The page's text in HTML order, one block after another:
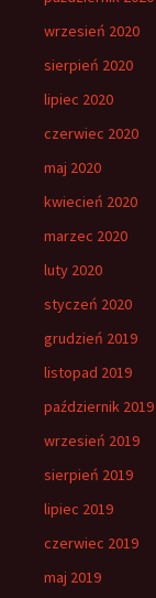
wrzesień 2020
sierpień 2020
lipiec 2020
czerwiec 2020
maj 2020
kwiecień 2020
marzec 2020
luty 2020
styczeń 2020
grudzień 2019
listopad 2019
październik 2019
wrzesień 2019
sierpień 2019
lipiec 2019
czerwiec 2019
maj 2019